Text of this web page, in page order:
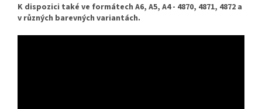
K dispozici také ve formátech A6, A5, A4 - 4870, 4871, 4872 a
v různých barevných variantách.